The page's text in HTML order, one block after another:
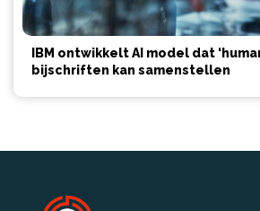
IBM ontwikkelt AI model dat
bijschriften kan samenstellen